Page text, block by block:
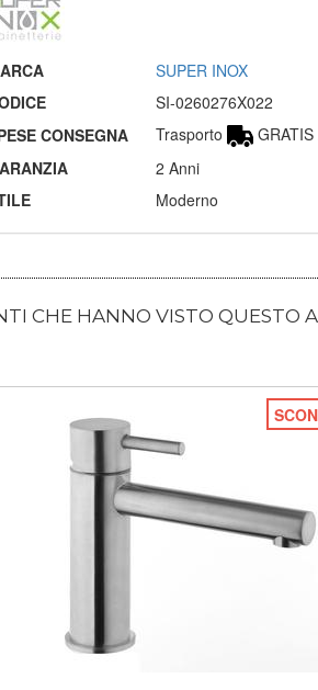
SUPER INOX
SI-0260276X022
CONSEGNA
Trasporto
2 Anni
Moderno
CHE HANNO VISTO QUESTO